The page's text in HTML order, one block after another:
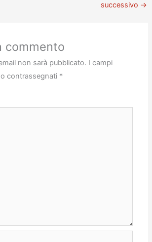
successivo →
commento
non sarà pubblicato. I campi
contrassegnati *